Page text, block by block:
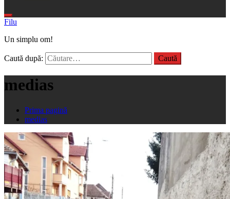
Filu
Un simplu om!
Caută după:
medias
Prima pagină
medias